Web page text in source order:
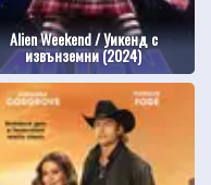
Alien Weekend / Уикенд с
извънземни (2024)